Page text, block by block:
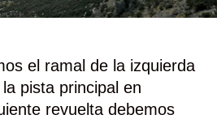
el ramal de la izquierda
pista principal en
revuelta debemos